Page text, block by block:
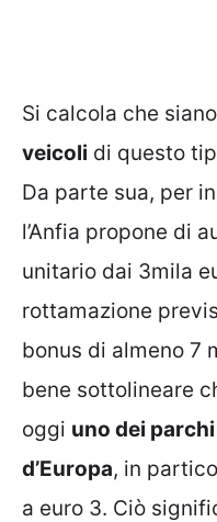
Si calcola che
veicoli di questo
Da parte sua, per
l’Anfia propone di
unitario dai 3mila
rottamazione
bonus di almeno 7
bene sottolineare
oggi uno dei
d’Europa, in
a euro 3. Ciò